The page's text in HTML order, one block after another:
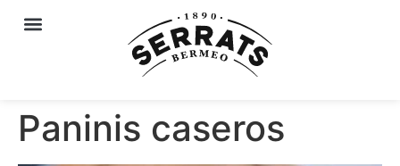
Paninis caseros